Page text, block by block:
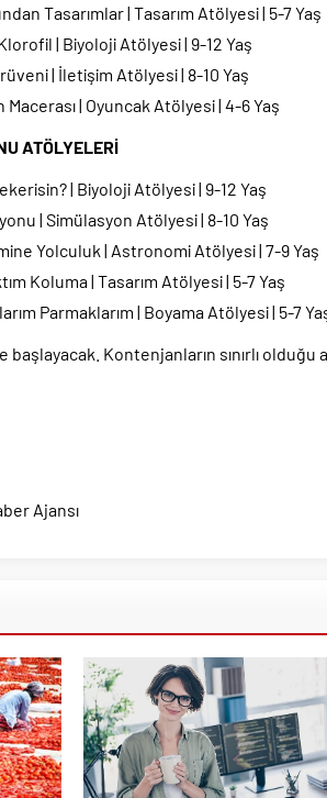
Tasarımlar | Tasarım Atölyesi | 5-7 Yaş
| Biyoloji Atölyesi | 9-12 Yaş
| İletişim Atölyesi | 8-10 Yaş
| Oyuncak Atölyesi | 4-6 Yaş
ATÖLYELERİ
| Biyoloji Atölyesi | 9-12 Yaş
| Simülasyon Atölyesi | 8-10 Yaş
Yolculuk | Astronomi Atölyesi | 7-9 Yaş
Koluma | Tasarım Atölyesi | 5-7 Yaş
Parmaklarım | Boyama Atölyesi | 5-7
başlayacak. Kontenjanların sınırlı
Ajansı